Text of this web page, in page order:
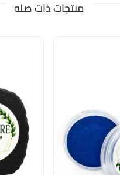
منتجات ذات صله